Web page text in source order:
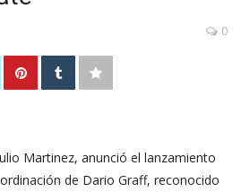
0
Martinez, anunció el lanzamiento
de Dario Graff, reconocido